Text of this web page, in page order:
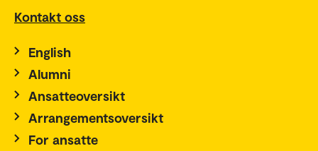
Kontakt oss
English
Alumni
Ansatteoversikt
Arrangementsoversikt
For ansatte